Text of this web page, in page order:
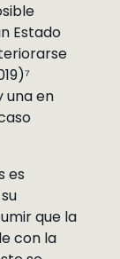
Estado
una en
es
que la
con la